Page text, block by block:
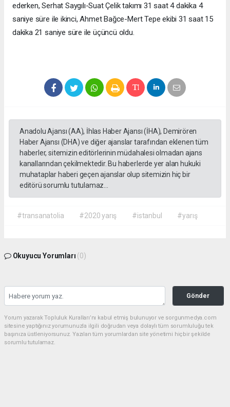
ederken, Serhat Saygılı-Suat Çelik takımı 31 saat 4 dakika 4
saniye süre ile ikinci, Ahmet Bağce-Mert Tepe ekibi 31 saat 15
dakika 21 saniye süre ile üçüncü oldu.
Anadolu Ajansı (AA), İhlas Haber Ajansı (İHA), Demirören
Haber Ajansı (DHA) ve diğer ajanslar tarafından eklenen tüm
haberler, sitemizin editörlerinin müdahalesi olmadan ajans
kanallarından çekilmektedir. Bu haberlerde yer alan hukuki
muhataplar haberi geçen ajanslar olup sitemizin hiç bir
editörü sorumlu tutulamaz...
#transanatolia #2020 yarış #istanbul #yarış
Okuyucu Yorumları (0)
Gönder
Yorum yazarak Topluluk Kuralları’nı kabul etmiş bulunuyor ve sorgunmedya.com
sitesine yaptığınız yorumunuzla ilgili doğrudan veya dolaylı tüm sorumluluğu tek
başınıza üstleniyorsunuz. Yazılan tüm yorumlardan site yönetimi hiçbir şekilde
sorumlu tutulamaz.